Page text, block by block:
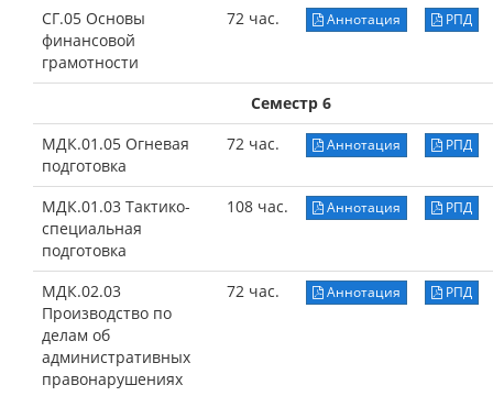
СГ.05 Основы
финансовой
грамотности
72 час. Аннотация РПД
Семестр 6
МДК.01.05 Огневая
подготовка
72 час. Аннотация РПД
МДК.01.03 Тактико-
специальная
подготовка
108 час. Аннотация РПД
МДК.02.03
Производство по
делам об
административных
правонарушениях
72 час. Аннотация РПД